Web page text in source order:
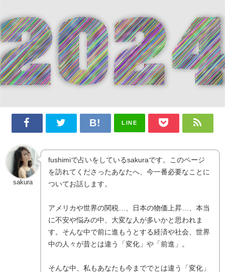
LINE
sakura
fushimiで占いをしているsakuraです。このページ
を訪れてくださったあなたへ、今一番必要なことに
ついてお話します。
アメリカや世界の関税…、日本の物価上昇…、本当
に不安や悩みの中、大変な人が多いかと思われま
す。そんな中で前に進もうとする経済や社会、世界
中の人々が昔とは違う「変化」や「前進」。
そんな中、私もあなたも今まででとは違う「変化」